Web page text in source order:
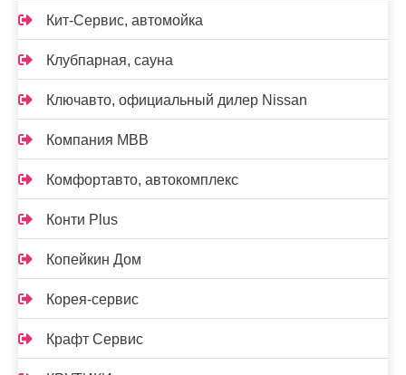
Кит-Сервис, автомойка
Клубпарная, сауна
Ключавто, официальный дилер Nissan
Компания МВВ
Комфортавто, автокомплекс
Конти Plus
Копейкин Дом
Корея-сервис
Крафт Сервис